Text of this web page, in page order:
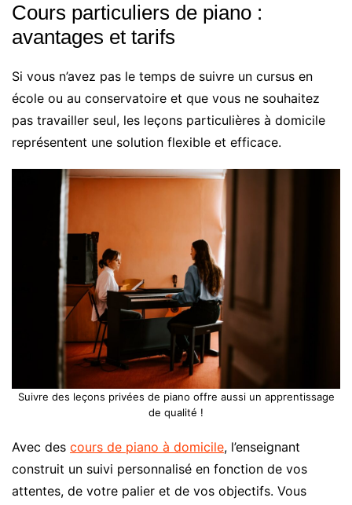
Cours particuliers de piano :
avantages et tarifs
Si vous n’avez pas le temps de suivre un cursus en
école ou au conservatoire et que vous ne souhaitez
pas travailler seul, les leçons particulières à domicile
représentent une solution flexible et efficace.
Suivre des leçons privées de piano offre aussi un apprentissage
de qualité !
Avec des cours de piano à domicile, l’enseignant
construit un suivi personnalisé en fonction de vos
attentes, de votre palier et de vos objectifs. Vous